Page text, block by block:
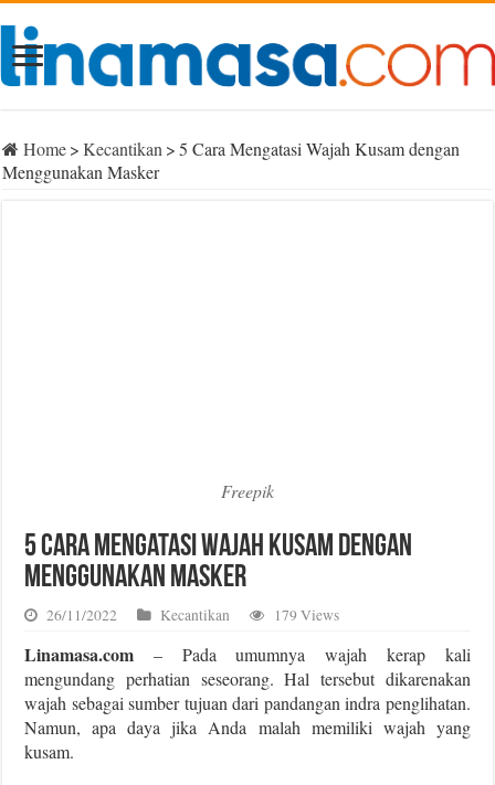
Home> Kecantikan > 5 Cara Mengatasi Wajah Kusam dengan
Menggunakan Masker
Freepik
5 Cara Mengatasi Wajah Kusam dengan
Menggunakan Masker
26/11/2022 Kecantikan 179 Views
Linamasa.com – Pada umumnya wajah kerap kali
mengundang perhatian seseorang. Hal tersebut dikarenakan
wajah sebagai sumber tujuan dari pandangan indra penglihatan.
Namun, apa daya jika Anda malah memiliki wajah yang
kusam.